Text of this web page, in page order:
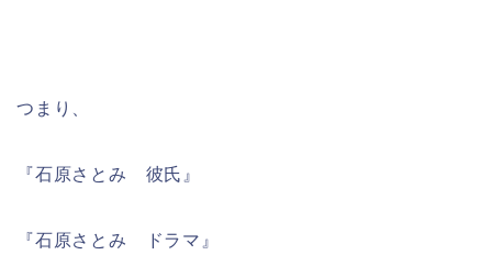
つまり、
『石原さとみ 彼氏』
『石原さとみ ドラマ』